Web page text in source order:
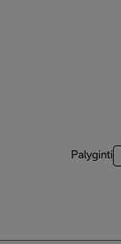
Palyginti